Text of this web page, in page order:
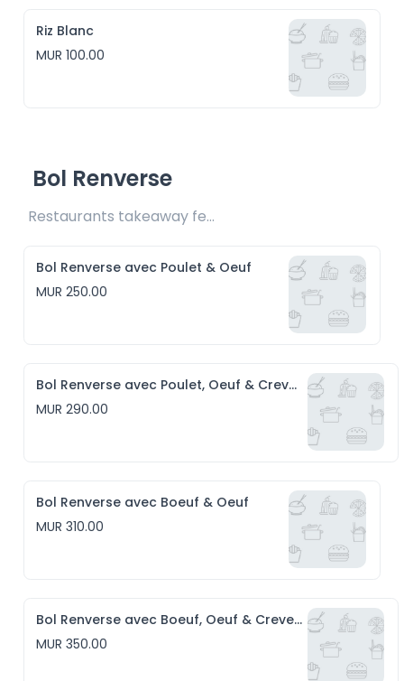
Riz Blanc
MUR 100.00
Bol Renverse
Restaurants takeaway fee Rs20 included
Bol Renverse avec Poulet & Oeuf
MUR 250.00
Bol Renverse avec Poulet, Oeuf & Crevettes
MUR 290.00
Bol Renverse avec Boeuf & Oeuf
MUR 310.00
Bol Renverse avec Boeuf, Oeuf & Crevettes
MUR 350.00